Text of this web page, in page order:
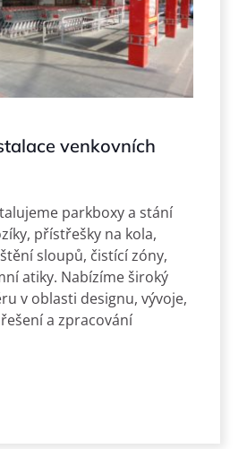
venkovních
parkboxy a stání
přístřešky na kola,
sloupů, čistící zóny,
atiky. Nabízíme široký
v oblasti designu, vývoje,
a zpracování